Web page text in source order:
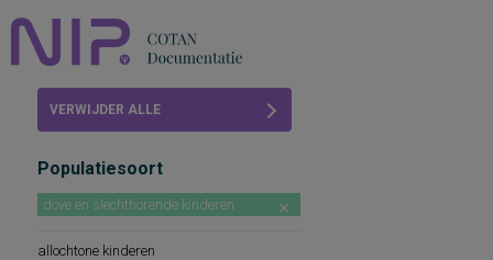
VERWIJDER ALLE
Populatiesoort
dove en slechthorende kinderen
allochtone kinderen